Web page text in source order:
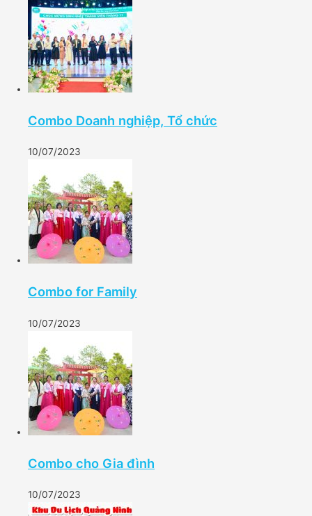
Combo Doanh nghiệp, Tổ chức
10/07/2023
Combo for Family
10/07/2023
Combo cho Gia đình
10/07/2023